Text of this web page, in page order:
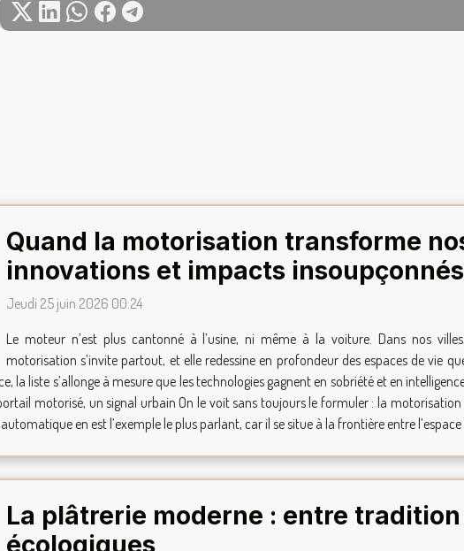
Quand la motorisation transforme
innovations et impacts insoupçonnés
Jeudi 25 juin 2026 00:24
Le moteur n’est plus cantonné à l’usine, ni même à la voiture. Dans nos
motorisation s’invite partout, et elle redessine en profondeur des espaces de vie
la liste s’allonge à mesure que les technologies gagnent en sobriété et en
motorisé, un signal urbain On le voit sans toujours le formuler : la
en est l’exemple le plus parlant, car il se situe à la frontière entre l’espace
La plâtrerie moderne : entre
écologiques